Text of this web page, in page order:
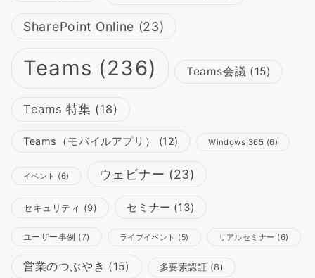
SharePoint Online (23)
Teams (236) Teams会議 (15)
Teams 特集 (18)
Teams（モバイルアプリ） (12) Windows 365 (6)
イベント (6) ウェビナー (23)
セキュリティ (9) セミナー (13)
ユーザー事例 (7) ライブイベント (5) リアルセミナー (6)
営業のつぶやき (15) 多要素認証 (8)